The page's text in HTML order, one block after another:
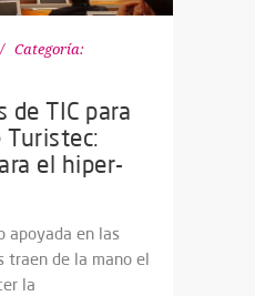
Categoría:
de TIC para
el hiper-
apoyada en las
traen de la mano el
la